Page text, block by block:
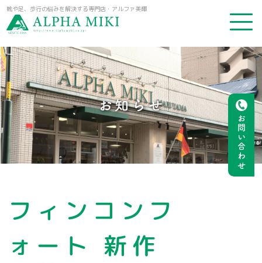
靴や足、歩行の悩みを解決する専門店・アルファ美輝
お問い合わせ
お知らせ
フィンコンフ
ォート 新作